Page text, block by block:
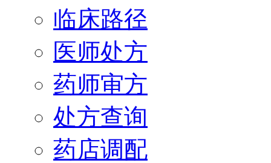
临床路径
医师处方
药师审方
处方查询
药店调配